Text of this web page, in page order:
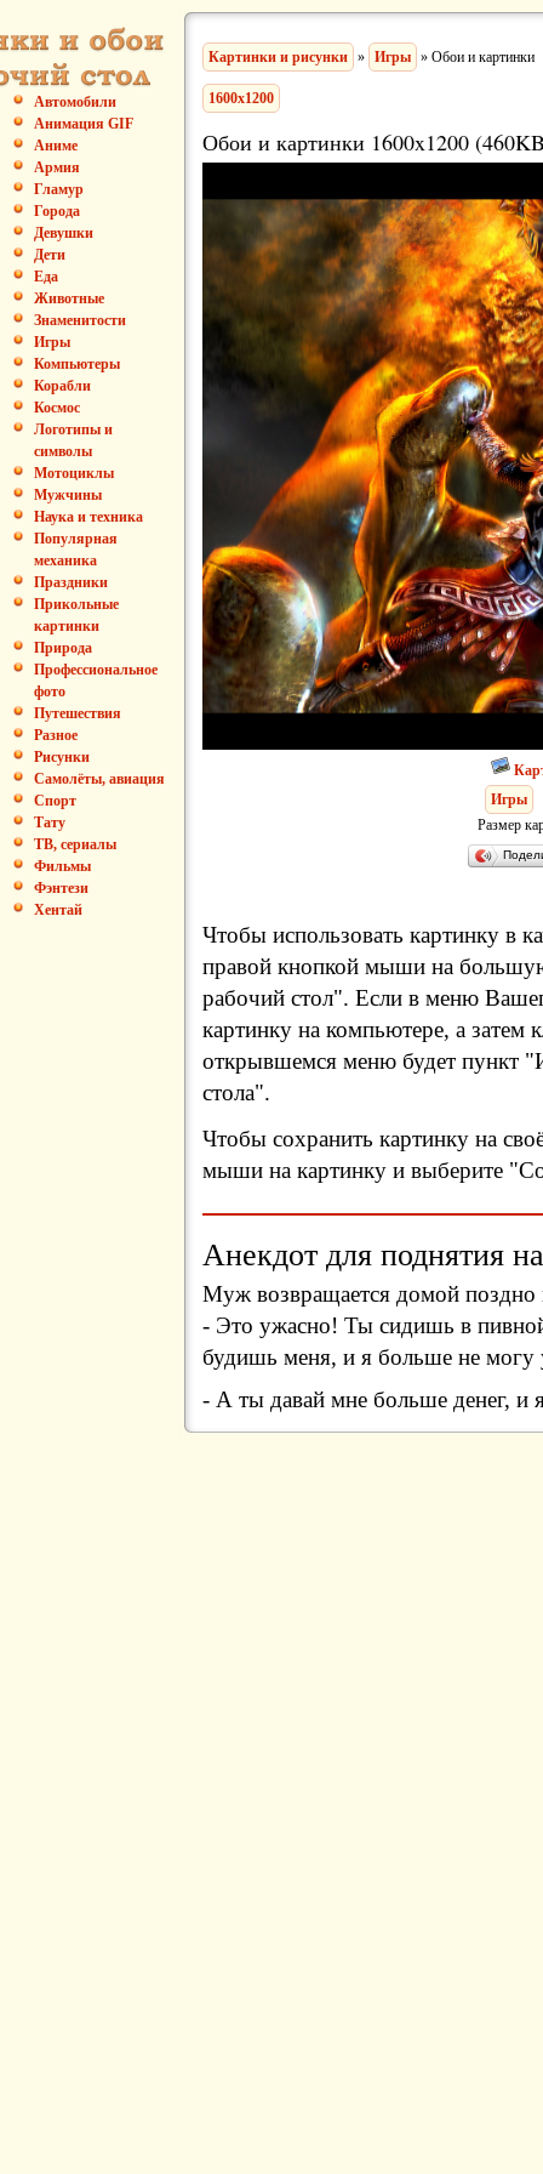
Автомобили
Анимация GIF
Аниме
Армия
Гламур
Города
Девушки
Дети
Еда
Животные
Знаменитости
Игры
Компьютеры
Корабли
Космос
Логотипы и
символы
Мотоциклы
Мужчины
Наука и техника
Популярная
механика
Праздники
Прикольные
картинки
Природа
Профессиональное
фото
Путешествия
Разное
Рисунки
Самолёты, авиация
Спорт
Тату
ТВ, сериалы
Фильмы
Фэнтези
Хентай
Картинки и рисунки » Игры » Обои и картинки
1600x1200
Обои и картинки 1600x1200
Игры
Размер
Чтобы использовать картинку в
правой кнопкой мыши на
рабочий стол". Если в меню
картинку на компьютере, а затем
открывшемся меню будет пункт
стола".
Чтобы сохранить картинку на
мыши на картинку и выберите
Анекдот для поднятия
Муж возвращается домой поздно
- Это ужасно! Ты сидишь в
будишь меня, и я больше не могу
- А ты давай мне больше денег, и